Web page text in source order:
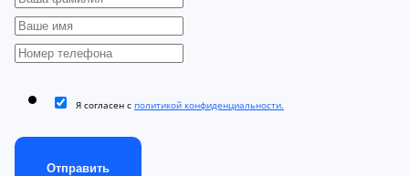
Я согласен с политикой конфиденциальности.
Отправить